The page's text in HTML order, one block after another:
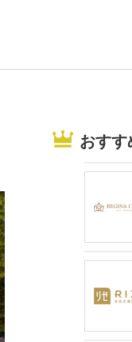
おす